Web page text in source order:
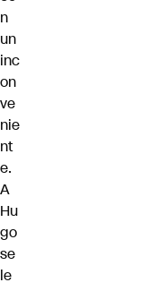
n
un
inc
on
ve
nie
nt
e.
A
Hu
go
se
le